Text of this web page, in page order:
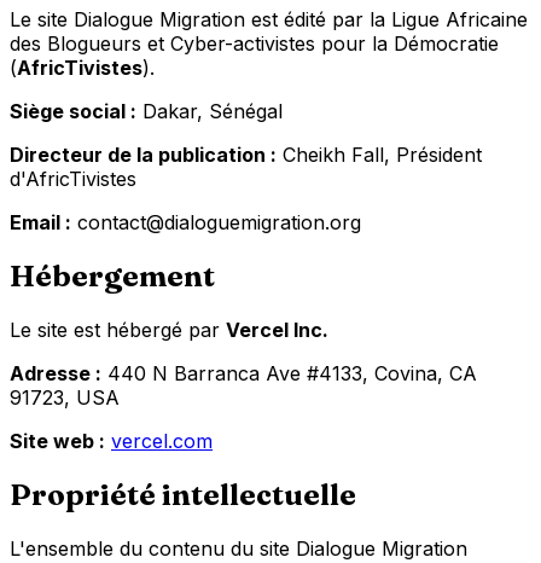
Le site Dialogue Migration est édité par la Ligue Africaine
des Blogueurs et Cyber-activistes pour la Démocratie
(AfricTivistes).
Siège social : Dakar, Sénégal
Directeur de la publication : Cheikh Fall, Président
d'AfricTivistes
Email : contact@dialoguemigration.org
Hébergement
Le site est hébergé par Vercel Inc.
Adresse : 440 N Barranca Ave #4133, Covina, CA
91723, USA
Site web : vercel.com
Propriété intellectuelle
L'ensemble du contenu du site Dialogue Migration